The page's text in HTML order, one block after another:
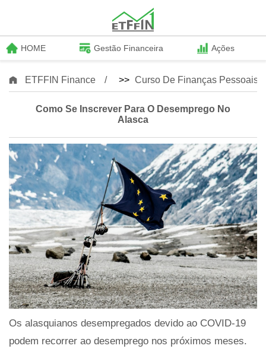
HOME Gestão Financeira Ações
ETFFIN Finance >> Curso De Finanças Pessoais
Como Se Inscrever Para O Desemprego No
Alasca
Os alasquianos desempregados devido ao COVID-19
podem recorrer ao desemprego nos próximos meses.